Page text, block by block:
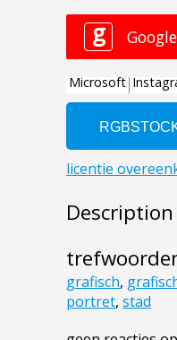
Description
grafisch,
portret, stad